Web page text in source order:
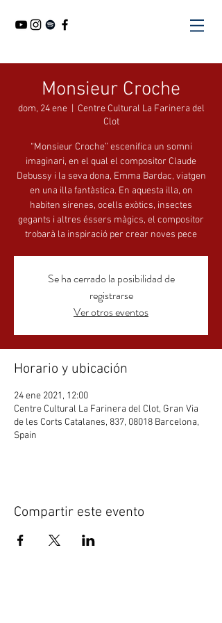
Monsieur Croche
dom, 24 ene
  |
Centre Cultural La Farinera del
Clot
“Monsieur Croche” escenifica un somni
imaginari, en el qual el compositor Claude
Debussy i la seva dona, Emma Bardac, viatgen
en una illa fantàstica. En aquesta illa, on
habiten sirenes, ocells exòtics, insectes
gegants i altres éssers màgics, el compositor
trobarà la inspiració per crear noves pece
Se ha cerrado la posibilidad de
registrarse
Ver otros eventos
Horario y ubicación
24 ene 2021, 12:00
Centre Cultural La Farinera del Clot, Gran Via
de les Corts Catalanes, 837, 08018 Barcelona,
Spain
Compartir este evento